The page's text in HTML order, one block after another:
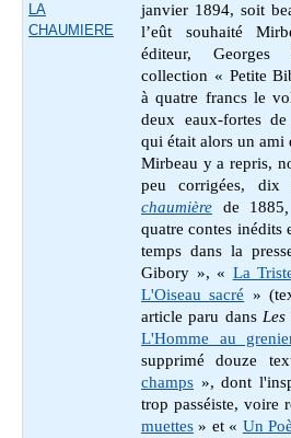
LA
CHAUMIERE
janvier 1894, soit
l’eût souhaité
éditeur, Georges
collection « Petite
à quatre francs le
deux eaux-fortes
qui était alors un ami
Mirbeau y a repris,
peu corrigées,
chaumière
de 1885,
quatre contes inédits
temps dans la
Gibory », « La
L'Oiseau sacré »
article paru dans Les
L'Homme au
supprimé douze
champs », dont
trop passéiste, voire
muettes » et « Un